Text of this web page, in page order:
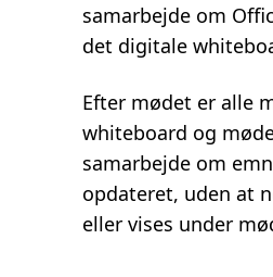
samarbejde om
det digitale
Efter mødet er alle
whiteboard og
samarbejde om
opdateret, uden at
eller vises under